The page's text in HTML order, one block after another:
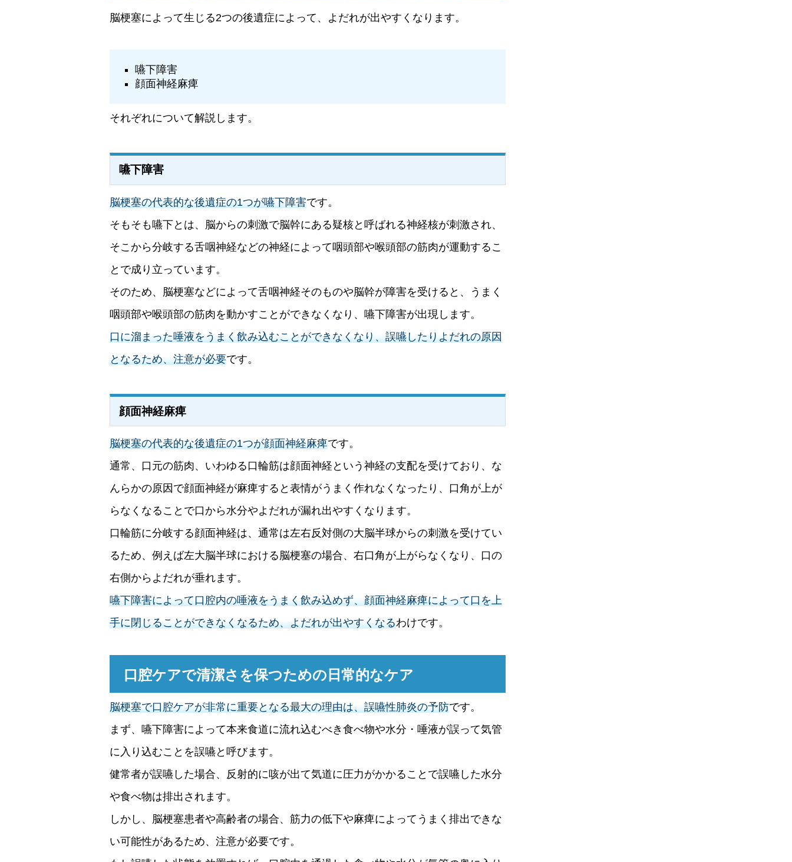
脳梗塞によって生じる2つの後遺症によって、よだれが出やすくなります。
嚥下障害
顔面神経麻痺
それぞれについて解説します。
嚥下障害
脳梗塞の代表的な後遺症の1つが嚥下障害です。
そもそも嚥下とは、脳からの刺激で脳幹にある疑核と呼ばれる神経核が刺激され、
そこから分岐する舌咽神経などの神経によって咽頭部や喉頭部の筋肉が運動するこ
とで成り立っています。
そのため、脳梗塞などによって舌咽神経そのものや脳幹が障害を受けると、うまく
咽頭部や喉頭部の筋肉を動かすことができなくなり、嚥下障害が出現します。
口に溜まった唾液をうまく飲み込むことができなくなり、誤嚥したりよだれの原因
となるため、注意が必要です。
顔面神経麻痺
脳梗塞の代表的な後遺症の1つが顔面神経麻痺です。
通常、口元の筋肉、いわゆる口輪筋は顔面神経という神経の支配を受けており、な
んらかの原因で顔面神経が麻痺すると表情がうまく作れなくなったり、口角が上が
らなくなることで口から水分やよだれが漏れ出やすくなります。
口輪筋に分岐する顔面神経は、通常は左右反対側の大脳半球からの刺激を受けてい
るため、例えば左大脳半球における脳梗塞の場合、右口角が上がらなくなり、口の
右側からよだれが垂れます。
嚥下障害によって口腔内の唾液をうまく飲み込めず、顔面神経麻痺によって口を上
手に閉じることができなくなるため、よだれが出やすくなるわけです。
口腔ケアで清潔さを保つための日常的なケア
脳梗塞で口腔ケアが非常に重要となる最大の理由は、誤嚥性肺炎の予防です。
まず、嚥下障害によって本来食道に流れ込むべき食べ物や水分・唾液が誤って気管
に入り込むことを誤嚥と呼びます。
健常者が誤嚥した場合、反射的に咳が出て気道に圧力がかかることで誤嚥した水分
や食べ物は排出されます。
しかし、脳梗塞患者や高齢者の場合、筋力の低下や麻痺によってうまく排出できな
い可能性があるため、注意が必要です。